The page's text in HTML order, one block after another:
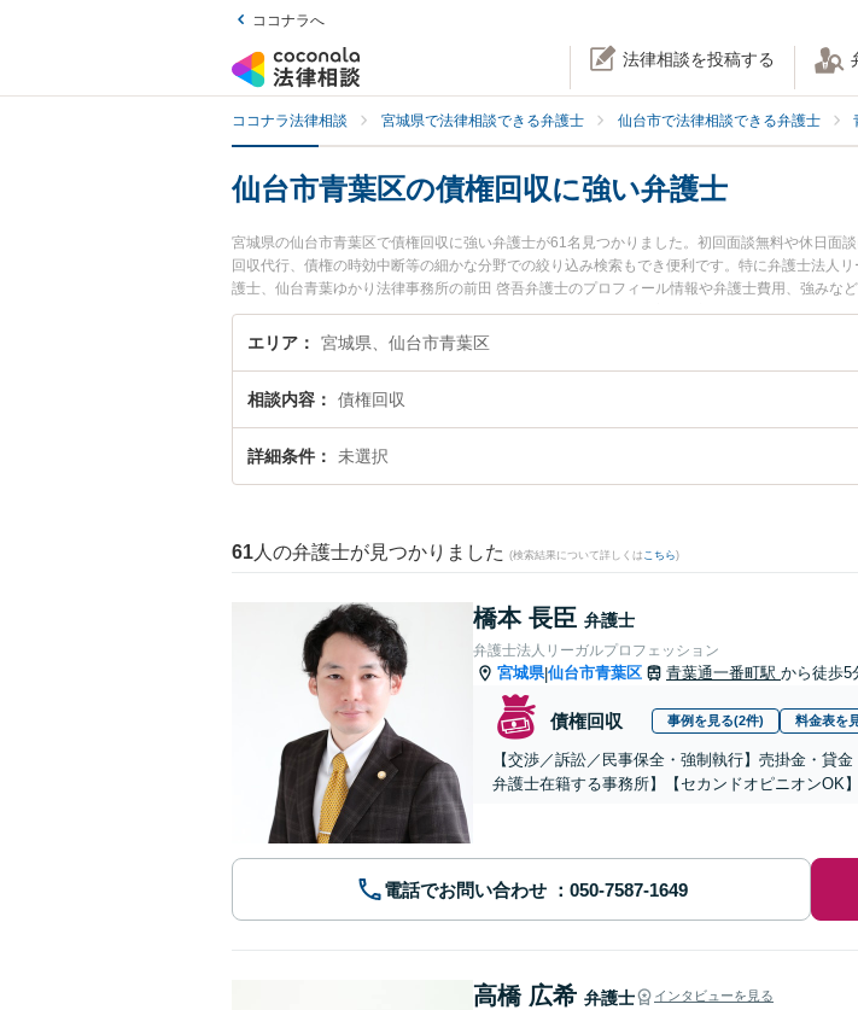
ココナラへ
法律相談を投稿する
ココナラ法律相談 宮城県で法律相談できる弁護士 仙台市で法律相談できる弁護士
仙台市青葉区の債権回収に強い弁護士
宮城県の仙台市青葉区で債権回収に強い弁護士が61名見つかりました。初回面談無料や休日面
回収代行、債権の時効中断等の細かな分野での絞り込み検索もでき便利です。特に弁護士法人
護士、仙台青葉ゆかり法律事務所の前田 啓吾弁護士のプロフィール情報や弁護士費用、強み
ルを今すぐに弁護士に相談したい』『債権回収のトラブル解決の実績豊富な近くの弁護士を検
談予約したい』などでお困りの相談者さんにおすすめです。
エリア 宮城県、仙台市青葉区
相談内容 債権回収
詳細条件 未選択
61 人の弁護士が見つかりました (検索結果について詳しくは こちら)
橋本 長臣 弁護士
弁護士法人リーガルプロフェッション
宮城県|仙台市青葉区 青葉通一番町駅 から徒歩5
債権回収 事例を見る(2件) 料金表を
【交渉／訴訟／民事保全・強制執行】売掛金・貸
弁護士在籍する事務所】【セカンドオピニオンOK
電話でお問い合わせ
高橋 広希 弁護士 インタビューを見る